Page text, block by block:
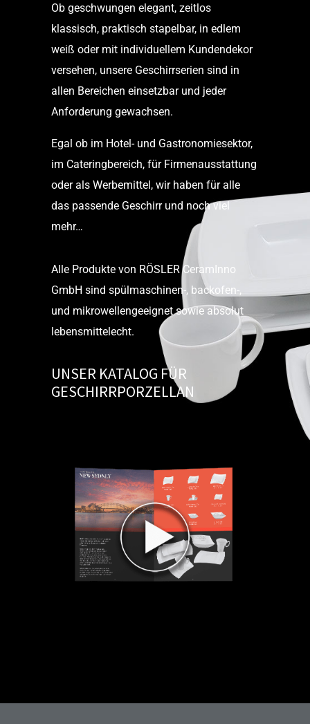
Ob geschwungen elegant, zeitlos
klassisch, praktisch stapelbar, in edlem
weiß oder mit individuellem Kundendekor
versehen, unsere Geschirrserien sind in
allen Bereichen einsetzbar und jeder
Anforderung gewachsen.
Egal ob im Hotel- und Gastronomiesektor,
im Cateringbereich, für Firmenausstattung
oder als Werbemittel, wir haben für alle
das passende Geschirr und noch viel
mehr…
Alle Produkte von RÖSLER CeramInno
GmbH sind spülmaschinen-, backofen-,
und mikrowellengeeignet sowie absolut
lebensmittelecht.
UNSER KATALOG FÜR
GESCHIRRPORZELLAN